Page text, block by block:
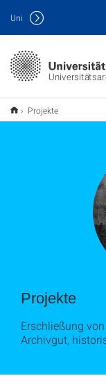
Uni
Projekte
Projekte
Erschließung
Archivgut,